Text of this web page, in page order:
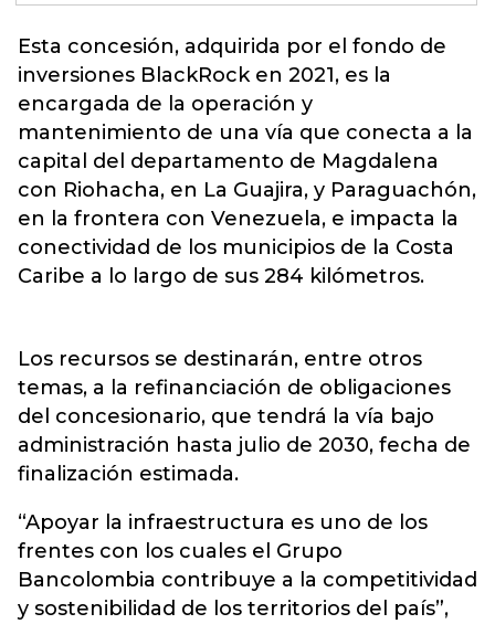
Esta concesión, adquirida por el fondo de
inversiones BlackRock en 2021, es la
encargada de la operación y
mantenimiento de una vía que conecta a la
capital del departamento de Magdalena
con Riohacha, en La Guajira, y Paraguachón,
en la frontera con Venezuela, e impacta la
conectividad de los municipios de la Costa
Caribe a lo largo de sus 284 kilómetros.
Los recursos se destinarán, entre otros
temas, a la refinanciación de obligaciones
del concesionario, que tendrá la vía bajo
administración hasta julio de 2030, fecha de
finalización estimada.
“Apoyar la infraestructura es uno de los
frentes con los cuales el Grupo
Bancolombia contribuye a la competitividad
y sostenibilidad de los territorios del país”,